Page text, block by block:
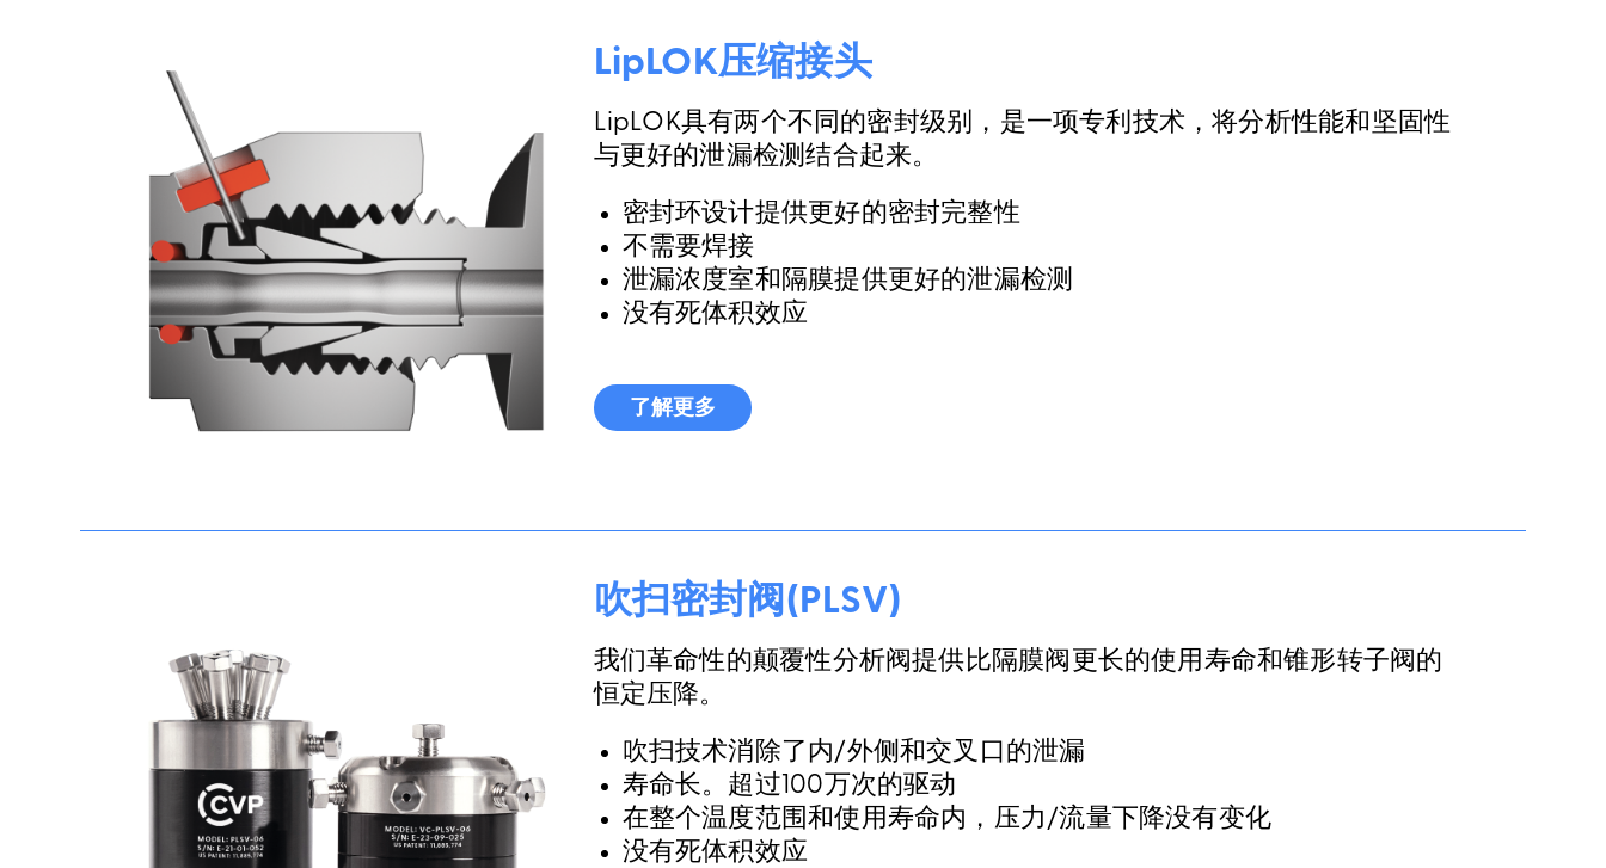
LipLOK压缩接头
LipLOK具有两个不同的密封级别，是一项专利技术，将分析性能和坚固性
与更好的泄漏检测结合起来。
密封环设计提供更好的密封完整性
不需要焊接
泄漏浓度室和隔膜提供更好的泄漏检测
没有死体积效应
了解更多
吹扫密封阀(PLSV)
我们革命性的颠覆性分析阀提供比隔膜阀更长的使用寿命和锥形转子阀的
恒定压降。
吹扫技术消除了内/外侧和交叉口的泄漏
寿命长。超过100万次的驱动
在整个温度范围和使用寿命内，压力/流量下降没有变化
没有死体积效应